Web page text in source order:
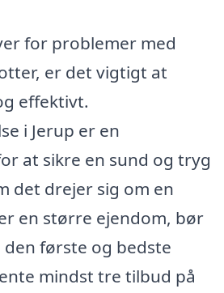
for problemer med
er det vigtigt at
effektivt.
i Jerup er en
at sikre en sund og tryg
det drejer sig om en
en større ejendom, bør
første og bedste
mindst tre tilbud på